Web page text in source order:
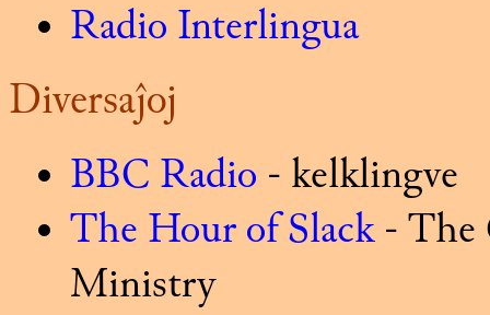
Radio Interlingua
Diversaĵoj
BBC Radio - kelklingve
The Hour of Slack- The
Ministry